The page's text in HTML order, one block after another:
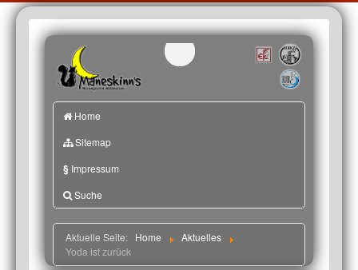
Home
Sitemap
§ Impressum
Suche
Aktuelle Seite: Home
Aktuelles
Yoda ist zurück